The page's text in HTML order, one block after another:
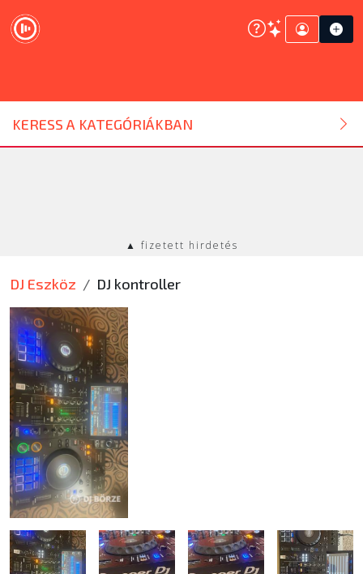
KERESS A KATEGÓRIÁKBAN
DJ ESZKÖZ
HANGTECHNIKA
SZOLGÁLTATÁSOK
ÚJ TERMÉKEK
▲ fizetett hirdetés
DJ Eszköz DJ kontroller